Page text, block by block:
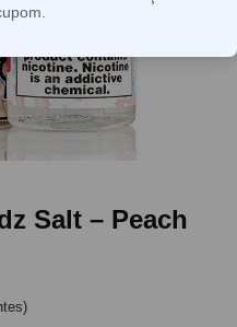
Salt – Peach